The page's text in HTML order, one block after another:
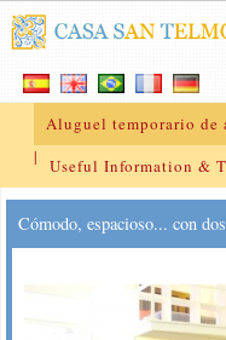
Aluguel temporario de
|
Useful Information &
Cómodo, espacioso... con